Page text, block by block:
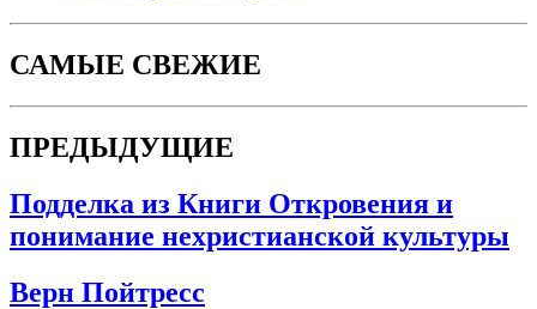
САМЫЕ СВЕЖИЕ
ПРЕДЫДУЩИЕ
Подделка из Книги Откровения и
понимание нехристианской культуры
Верн Пойтресс